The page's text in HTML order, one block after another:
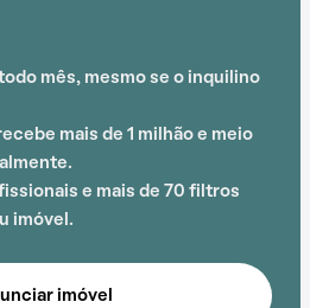
lazer e conforto em um só
mês, mesmo se o inquilino
mais de 1 milhão e meio
e mais de 70 filtros
imóvel.
imóvel